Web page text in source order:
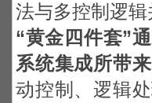
法与多控制逻
“黄金四件套”
系统集成所带
动控制、逻辑